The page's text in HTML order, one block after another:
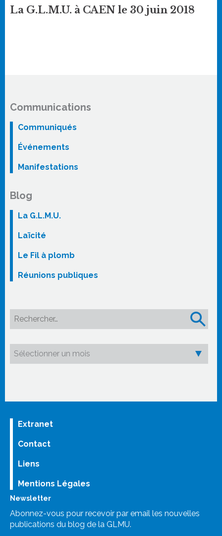
La G.L.M.U. à CAEN le 30 juin 2018
Communications
Communiqués
Événements
Manifestations
Blog
La G.L.M.U.
Laïcité
Le Fil à plomb
Réunions publiques
Rechercher :
Extranet
Contact
Liens
Mentions Légales
Newsletter
Abonnez-vous pour recevoir par email les nouvelles
publications du blog de la GLMU.